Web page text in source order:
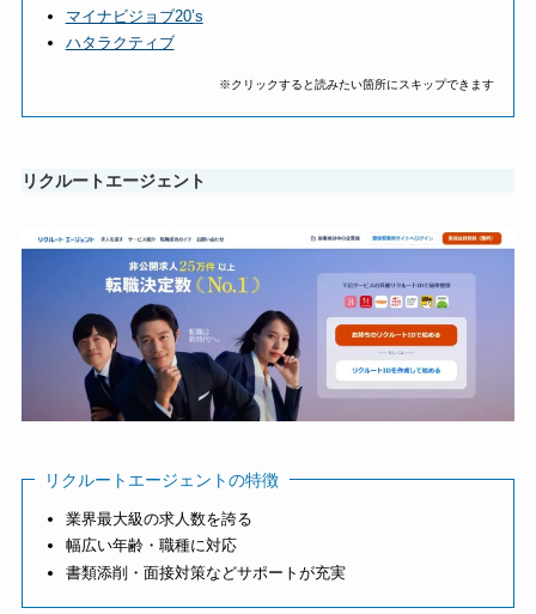
マイナビジョブ20’s
ハタラクティブ
※クリックすると読みたい箇所にスキップできます
リクルートエージェント
リクルートエージェントの特徴
業界最大級の求人数を誇る
幅広い年齢・職種に対応
書類添削・面接対策などサポートが充実